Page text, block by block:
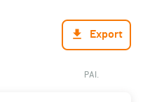
Export
PAI.